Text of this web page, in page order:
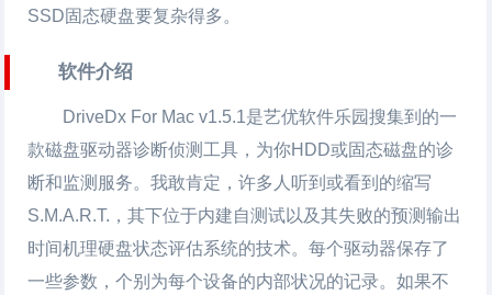
SSD固态硬盘要复杂得多。
软件介绍
DriveDx For Mac v1.5.1是艺优软件乐园搜集到的一
款磁盘驱动器诊断侦测工具，为你HDD或固态磁盘的诊
断和监测服务。我敢肯定，许多人听到或看到的缩写
S.M.A.R.T.，其下位于内建自测试以及其失败的预测输出
时间机理硬盘状态评估系统的技术。每个驱动器保存了
一些参数，个别为每个设备的内部状况的记录。如果不